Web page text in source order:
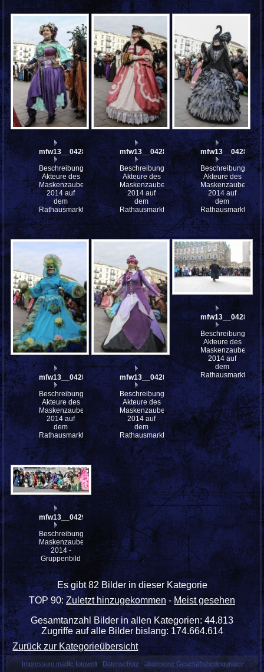
mfw13__042896
Beschreibung:
Akteure des
Maskenzauber
2014 auf
dem
Rathausmarkt
mfw13__042895
Beschreibung:
Akteure des
Maskenzauber
2014 auf
dem
Rathausmarkt
mfw13__042894
Beschreibung:
Akteure des
Maskenzauber
2014 auf
dem
Rathausmarkt
mfw13__042893
Beschreibung:
Akteure des
Maskenzauber
2014 auf
dem
Rathausmarkt
mfw13__042890
Beschreibung:
Akteure des
Maskenzauber
2014 auf
dem
Rathausmarkt
mfw13__042887
Beschreibung:
Akteure des
Maskenzauber
2014 auf
dem
Rathausmarkt
mfw13__042997_st
Beschreibung:
Maskenzauber
2014 -
Gruppenbild
Es gibt 82 Bilder in dieser Kategorie
TOP 90:Zuletzt hinzugekommen - Meist gesehen
Gesamtanzahl Bilder in allen Kategorien: 44.813
Zugriffe auf alle Bilder bislang: 174.664.614
Zurück zur Kategorieübersicht
Impressum madle-fotowelt Datenschutz allgemeine Geschäftsbedingungen